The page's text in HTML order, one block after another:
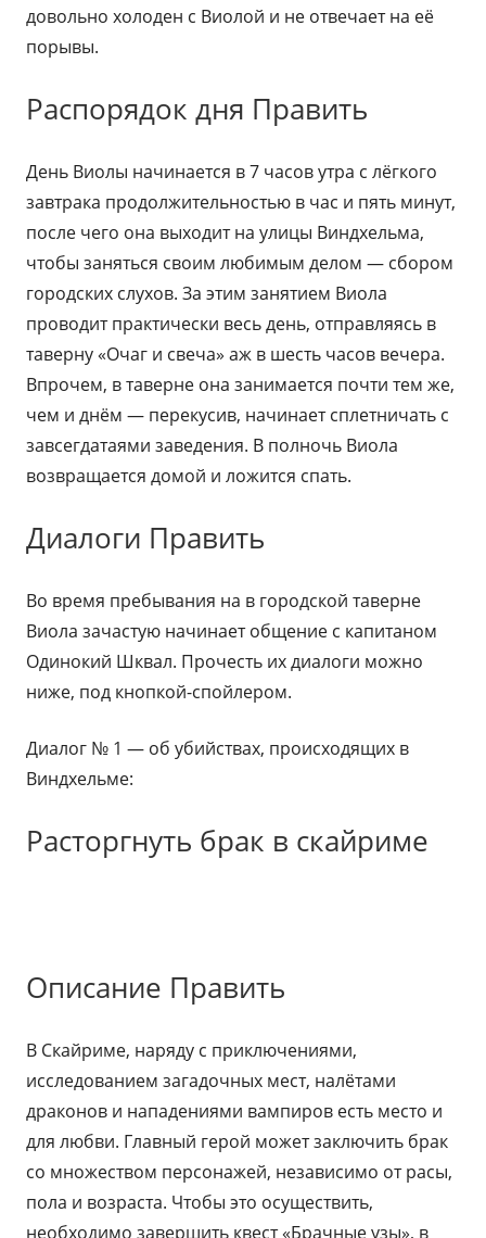
довольно холоден с Виолой и не отвечает на её
порывы.
Распорядок дня Править
День Виолы начинается в 7 часов утра с лёгкого
завтрака продолжительностью в час и пять минут,
после чего она выходит на улицы Виндхельма,
чтобы заняться своим любимым делом — сбором
городских слухов. За этим занятием Виола
проводит практически весь день, отправляясь в
таверну «Очаг и свеча» аж в шесть часов вечера.
Впрочем, в таверне она занимается почти тем же,
чем и днём — перекусив, начинает сплетничать с
завсегдатаями заведения. В полночь Виола
возвращается домой и ложится спать.
Диалоги Править
Во время пребывания на в городской таверне
Виола зачастую начинает общение с капитаном
Одинокий Шквал. Прочесть их диалоги можно
ниже, под кнопкой-спойлером.
Диалог № 1 — об убийствах, происходящих в
Виндхельме:
Расторгнуть брак в скайриме
Описание Править
В Скайриме, наряду с приключениями,
исследованием загадочных мест, налётами
драконов и нападениями вампиров есть место и
для любви. Главный герой может заключить брак
со множеством персонажей, независимо от расы,
пола и возраста. Чтобы это осуществить,
необходимо завершить квест «Брачные узы», в